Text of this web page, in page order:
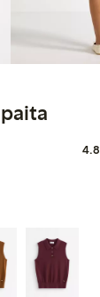
4.8